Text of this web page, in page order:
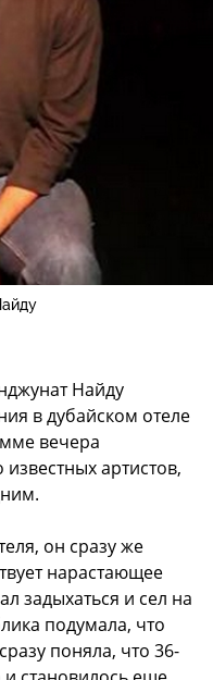
Найду
в дубайском отеле
вечера
артистов,
он сразу же
нарастающее
задыхаться и сел на
подумала, что
поняла, что 36-